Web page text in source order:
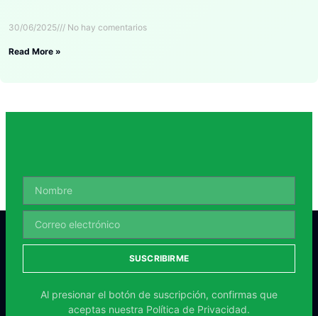
30/06/2025 No hay comentarios
Read More »
SUSCRIBIRME
Al presionar el botón de suscripción, confirmas que
aceptas nuestra Política de Privacidad.